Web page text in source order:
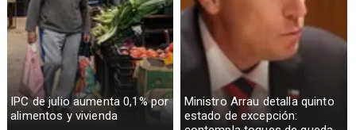
IPC de julio aumenta 0,1% por
alimentos y vivienda
Ministro Arrau detalla quinto
estado de excepción: